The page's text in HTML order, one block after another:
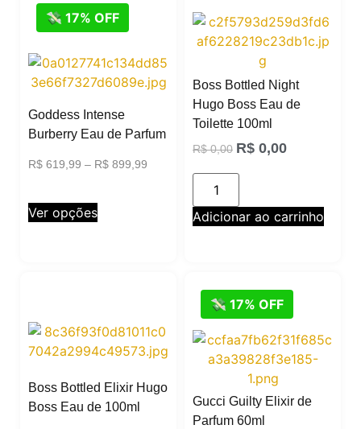
💸 17% OFF
Goddess Intense
Burberry Eau de Parfum
R$ 619,99 – R$ 899,99
Ver opções
Boss Bottled Night
Hugo Boss Eau de
Toilette 100ml
R$0,00 R$ 0,00
Adicionar ao carrinho
Boss Bottled Elixir Hugo
Boss Eau de 100ml
💸 17% OFF
Gucci Guilty Elixir de
Parfum 60ml